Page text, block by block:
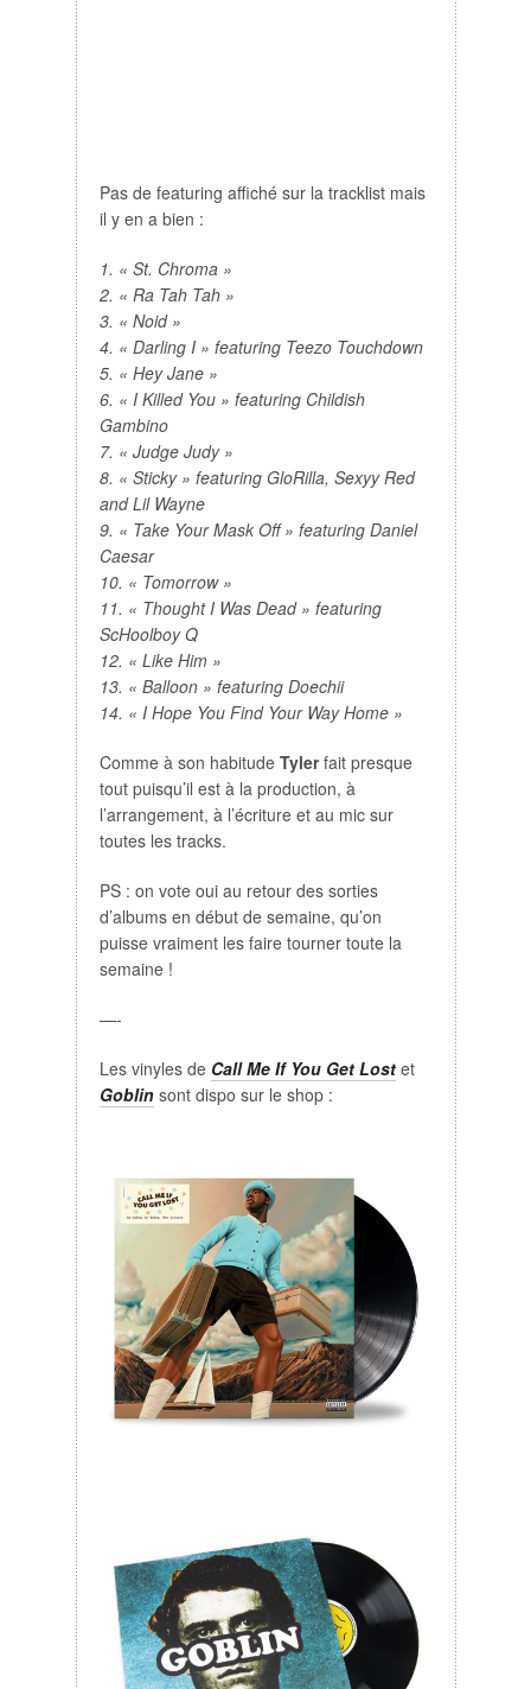
Pas de featuring affiché sur la tracklist mais
il y en a bien :
1. « St. Chroma »
2. « Ra Tah Tah »
3. « Noid »
4. « Darling I » featuring Teezo Touchdown
5. « Hey Jane »
6. « I Killed You » featuring Childish
Gambino
7. « Judge Judy »
8. « Sticky » featuring GloRilla, Sexyy Red
and Lil Wayne
9. « Take Your Mask Off » featuring Daniel
Caesar
10. « Tomorrow »
11. « Thought I Was Dead » featuring
ScHoolboy Q
12. « Like Him »
13. « Balloon » featuring Doechii
14. « I Hope You Find Your Way Home »
Comme à son habitude Tylerfait presque
tout puisqu’il est à la production, à
l’arrangement, à l’écriture et au mic sur
toutes les tracks.
PS : on vote oui au retour des sorties
d’albums en début de semaine, qu’on
puisse vraiment les faire tourner toute la
semaine !
—-
Les vinyles de Call Me If You Get Lostet
Goblinsont dispo sur le shop :